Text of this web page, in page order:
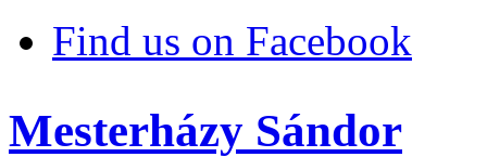
Find us on Facebook
Mesterházy Sándor